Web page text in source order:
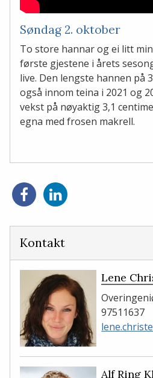
Søndag 2. oktober
To store hannar og ei litt
første gjestene i årets
live. Den lengste hannen på
også innom teina i 2021 og
vekst på nøyaktig 3,1
egna med frosen makrell.
Del
på
Del
på
Kontakt
Lene
97511637
Alf Ring